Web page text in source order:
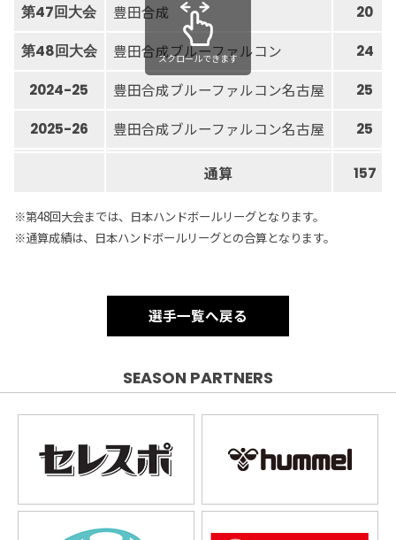
第47回大会 豊田合成 20
第48回大会 豊田合成ブルーファルコン 24
2024-25 豊田合成ブルーファルコン名古屋 25
2025-26 豊田合成ブルーファルコン名古屋 25
通算 157
スクロールできます
※第48回大会までは、日本ハンドボールリーグとなります。
※通算成績は、日本ハンドボールリーグとの合算となります。
選手一覧へ戻る
SEASON PARTNERS